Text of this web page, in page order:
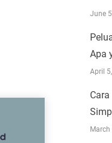
June
Apa
April
March